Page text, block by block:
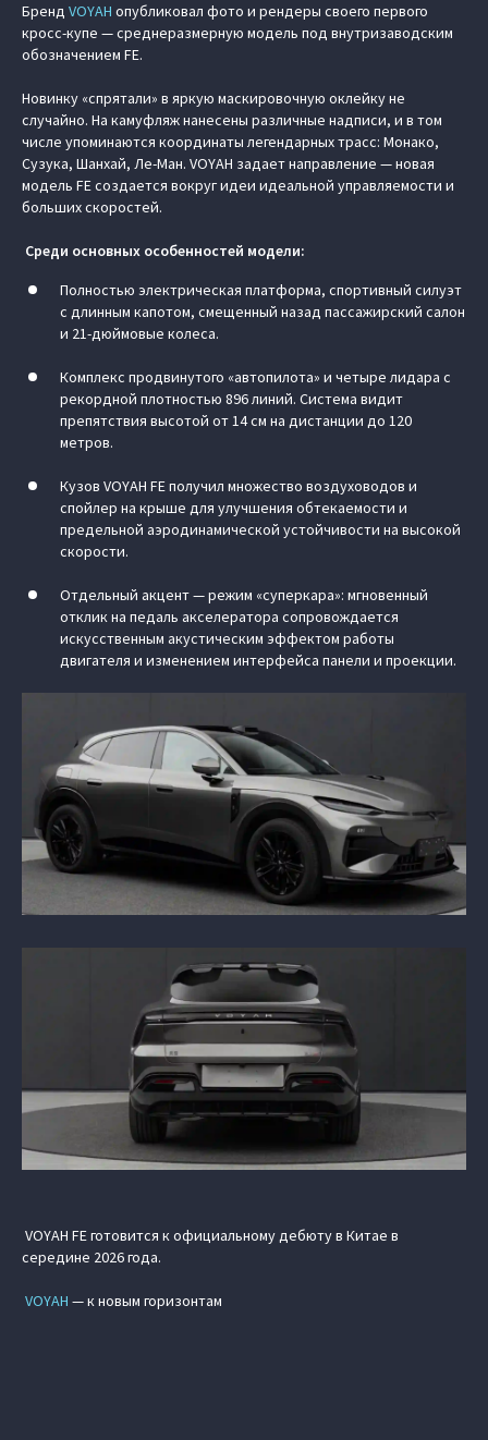
Бренд VOYAH опубликовал фото и рендеры своего первого
кросс-купе — среднеразмерную модель под внутризаводским
обозначением FE.
Новинку «спрятали» в яркую маскировочную оклейку не
случайно. На камуфляж нанесены различные надписи, и в том
числе упоминаются координаты легендарных трасс: Монако,
Сузука, Шанхай, Ле-Ман. VOYAH задает направление — новая
модель FE создается вокруг идеи идеальной управляемости и
больших скоростей.
Среди основных особенностей модели:
Полностью электрическая платформа, спортивный силуэт
с длинным капотом, смещенный назад пассажирский салон
и 21-дюймовые колеса.
Комплекс продвинутого «автопилота» и четыре лидара с
рекордной плотностью 896 линий. Система видит
препятствия высотой от 14 см на дистанции до 120
метров.
Кузов VOYAH FE получил множество воздуховодов и
спойлер на крыше для улучшения обтекаемости и
предельной аэродинамической устойчивости на высокой
скорости.
Отдельный акцент — режим «суперкара»: мгновенный
отклик на педаль акселератора сопровождается
искусственным акустическим эффектом работы
двигателя и изменением интерфейса панели и проекции.
VOYAH FE готовится к официальному дебюту в Китае в
середине 2026 года.
VOYAH — к новым горизонтам